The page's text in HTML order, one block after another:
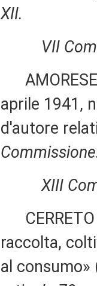
XII.
VII
AMORESE
aprile 1941,
d'autore
XIII
CERRETO
raccolta,
al